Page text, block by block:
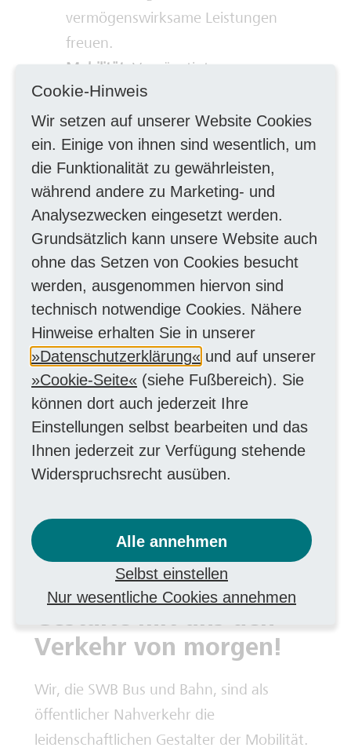
vermögenswirksame Leistungen
freuen.
Mobilität: Vergünstigte
Mitarbeitenden & Familientickets,
Tankgutschein, kostenlose Welo-
Minuten und Top-Leasing-Angebote
für Fahrräder & E-Bikes.
Gesundheit: Profitiere von unserem
Gesundheitsprogramm sowie
exklusiven Vorteilen beim Urban
Sportsclub - auch für Deine Familie.
Flexible und planbare Arbeitszeiten:
für bessere Vereinbarkeit von Beruf
und Privatleben. Teilnahme am
Wunschdienstplan ist möglich.
Umweltfreundliche und
mitarbeiterfreundliche
Unterstützungen:gestellte
Dienstkleidung und
Verlängerung des Führerscheins
Klasse D (inklusive BKrFQ)
Gestalte mit uns den
Verkehr von morgen!
Wir, die SWB Bus und Bahn, sind als
öffentlicher Nahverkehr die
leidenschaftlichen Gestalter der Mobilität.
Cookie-Hinweis
Wir setzen auf unserer Website Cookies
ein. Einige von ihnen sind wesentlich, um
die Funktionalität zu gewährleisten,
während andere zu Marketing- und
Analysezwecken eingesetzt werden.
Grundsätzlich kann unsere Website auch
ohne das Setzen von Cookies besucht
werden, ausgenommen hiervon sind
technisch notwendige Cookies. Nähere
Hinweise erhalten Sie in unserer
Datenschutzerklärung
und auf unserer
Cookie-Seite
(siehe Fußbereich). Sie
können dort auch jederzeit Ihre
Einstellungen selbst bearbeiten und das
Ihnen jederzeit zur Verfügung stehende
Widerspruchsrecht ausüben.
Alle annehmen
Selbst einstellen
Nur wesentliche Cookies annehmen